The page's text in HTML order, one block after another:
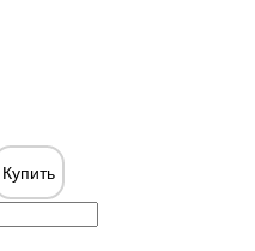
Купить